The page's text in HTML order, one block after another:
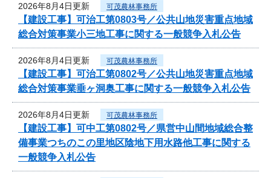
2026年8月4日更新 可茂農林事務所
【建設工事】可治工第0803号／公共山地災害重点地域
総合対策事業小三地工事に関する一般競争入札公告
2026年8月4日更新 可茂農林事務所
【建設工事】可治工第0802号／公共山地災害重点地域
総合対策事業垂ヶ洞奥工事に関する一般競争入札公告
2026年8月4日更新 可茂農林事務所
【建設工事】可中工第0802号／県営中山間地域総合整
備事業つちのこの里地区陰地下用水路他工事に関する
一般競争入札公告